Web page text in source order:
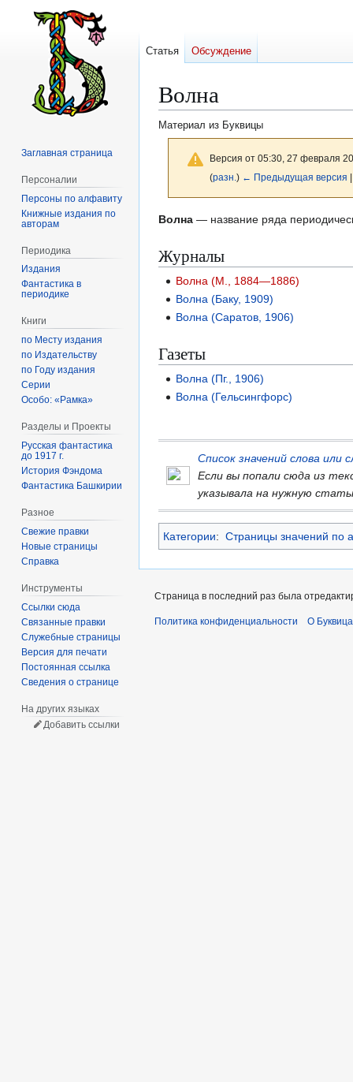
Волна
Материал из Буквицы
Версия от 05:30, 27 февраля
(разн. ) ← Предыдущая версия
Перейти
навигации
Перейти
поиску
Волна — название ряда
Журналы
Волна (М., 1884—1886)
Волна (Баку, 1909)
Волна (Саратов, 1906)
Газеты
Волна (Пг., 1906)
Волна (Гельсингфорс)
Список значений слова
Если вы попали сюда из
указывала на нужную
Категории: Страницы значений по
Статья Обсуждение
Заглавная страница
Персоналии
Персоны по алфавиту
Книжные издания по
авторам
Периодика
Издания
Фантастика в
периодике
Книги
по Месту издания
по Издательству
по Году издания
Серии
Особо: «Рамка»
Разделы и Проекты
Русская фантастика
до 1917 г.
История Фэндома
Фантастика Башкирии
Разное
Свежие правки
Новые страницы
Справка
Инструменты
Ссылки сюда
Связанные правки
Служебные страницы
Версия для печати
Постоянная ссылка
Сведения о странице
На других языках
Добавить ссылки
Страница в последний раз была
Политика конфиденциальности О Буквица